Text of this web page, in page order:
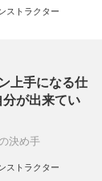
ストラクター
上手になる仕
が出来てい
決め手
ストラクター